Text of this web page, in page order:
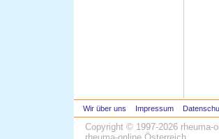
Wir über uns Impressum
Copyright © 1997-2026 rheuma-